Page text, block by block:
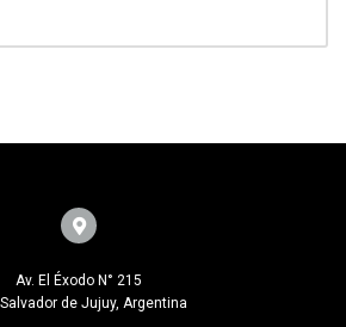
Av. El Éxodo N° 215
de Jujuy, Argentina